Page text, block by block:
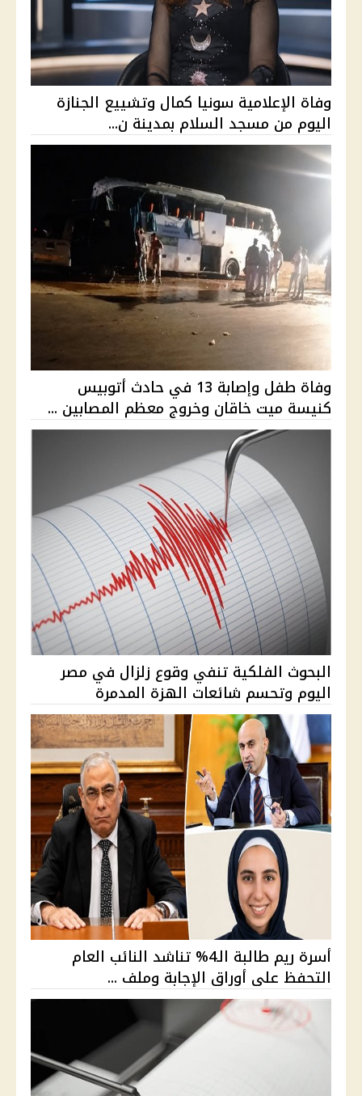
وفاة الإعلامية سونيا كمال وتشييع الجنازة
اليوم من مسجد السلام بمدينة ن...
وفاة طفل وإصابة 13 في حادث أتوبيس
كنيسة ميت خاقان وخروج معظم المصابين ...
البحوث الفلكية تنفي وقوع زلزال في مصر
اليوم وتحسم شائعات الهزة المدمرة
أسرة ريم طالبة الـ4% تناشد النائب العام
التحفظ على أوراق الإجابة وملف ...